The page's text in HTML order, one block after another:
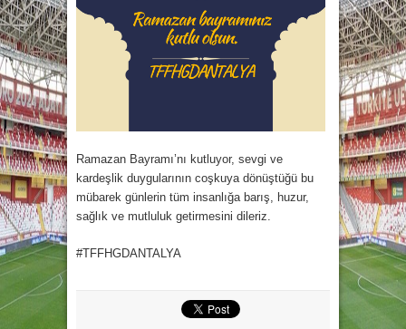
Ramazan Bayramı’nı kutluyor, sevgi ve
kardeşlik duygularının coşkuya dönüştüğü bu
mübarek günlerin tüm insanlığa barış, huzur,
sağlık ve mutluluk getirmesini dileriz.
#TFFHGDANTALYA